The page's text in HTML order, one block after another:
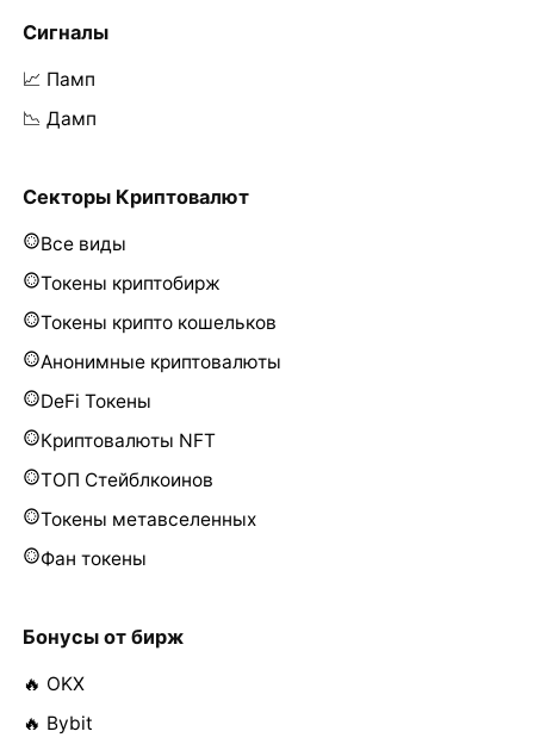
Сигналы
📈 Памп
📉 Дамп
Секторы Криптовалют
Все виды
Токены криптобирж
Токены крипто кошельков
Анонимные криптовалюты
DeFi Токены
Криптовалюты NFT
ТОП Стейблкоинов
Токены метавселенных
Фан токены
Бонусы от бирж
🔥 OKX
🔥 Bybit